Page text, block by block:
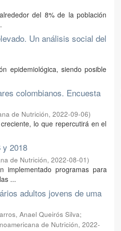
del 8% de la población
Un análisis social del
epidemiológica, siendo posible
colombianos. Encuesta
de Nutrición, 2022-09-06)
lo que repercutirá en el
y 2018
de Nutrición, 2022-08-01)
programas para
...
adultos jovens de uma
Anael Queirós Silva;
de Nutrición, 2022-